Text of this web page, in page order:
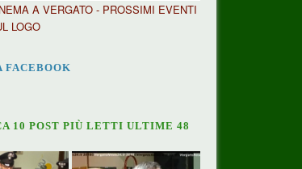
A VERGATO - PROSSIMI EVENTI
LOGO
FACEBOOK
10 POST PIÙ LETTI ULTIME 48